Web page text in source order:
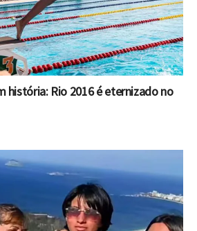
história: Rio 2016 é eternizado no